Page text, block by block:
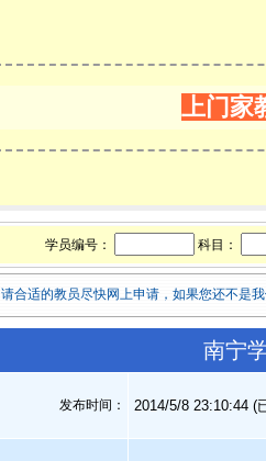
上门
学员编号： 科目：
请合适的教员尽快网上申请，如果您还不是
南宁
发布时间： 2014/5/8 23:10:44 (